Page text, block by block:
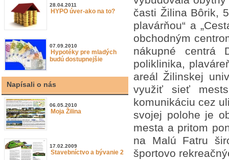
28.04.2011
HYPO úver-ako na to?
07.09.2010
Hypotéky pre mladých
budú dostupnejšie
Napísali o nás
06.05.2010
Moja Žilina
17.02.2009
Stavebníctvo a bývanie 2
časti Žilina Bôrik,
plavárňou“ a
obchodným
nákupné centrá
poliklinika,
areál Žilinskej
využiť sieť
komunikáciu cez
svojej polohe je
mesta a pritom
na Malú Fatru
športovo